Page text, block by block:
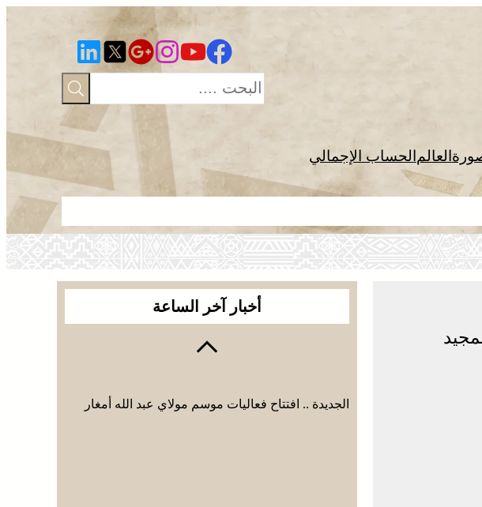
العالم الحساب الإجمالي
الجديدة ..
أخبار آخر الساعة
الجديدة .. افتتاح فعاليات موسم مولاي عبد الله أمغار